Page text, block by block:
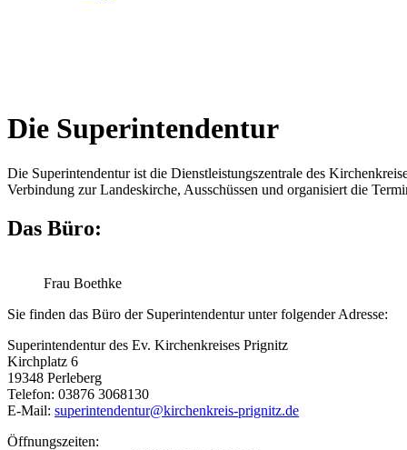
Die Superintendentur
Die Superintendentur ist die Dienstleistungszentrale des
Verbindung zur Landeskirche, Ausschüssen und organisiert die
Das Büro:
Frau Boethke
Sie finden das Büro der Superintendentur unter folgender Adresse:
Superintendentur des Ev. Kirchenkreises Prignitz
Kirchplatz 6
19348 Perleberg
Telefon: 03876 3068130
E-Mail: superintendentur@kirchenkreis-prignitz.de
Öffnungszeiten: